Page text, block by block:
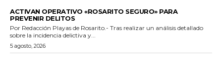
ACTIVAN OPERATIVO «ROSARITO SEGURO» PARA
PREVENIR DELITOS
Por Redacción Playas de Rosarito.- Tras realizar un análisis detallado
sobre la incidencia delictiva y...
5 agosto, 2026